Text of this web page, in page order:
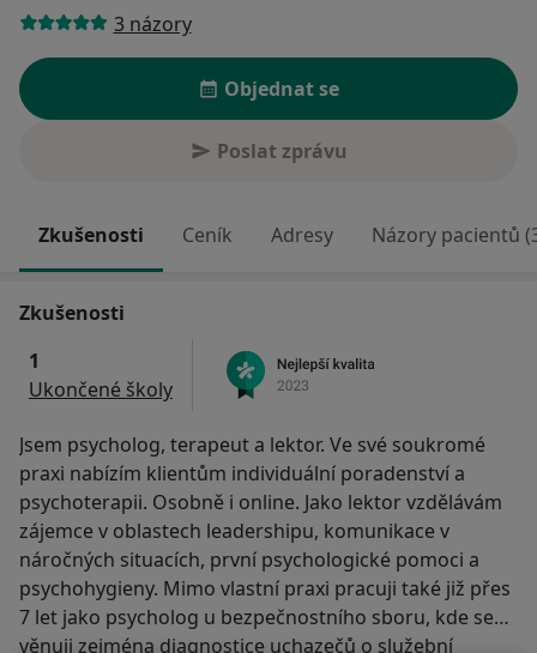
3 názory
Objednat se
Poslat zprávu
Zkušenosti Ceník Adresy Názory pacientů
Zkušenosti
1
Ukončené školy
Jsem psycholog, terapeut a lektor. Ve své soukromé
praxi nabízím klientům individuální poradenství a
psychoterapii. Osobně i online. Jako lektor vzdělávám
zájemce v oblastech leadershipu, komunikace v
náročných situacích, první psychologické pomoci a
psychohygieny. Mimo vlastní praxi pracuji také již přes
7 let jako psycholog u bezpečnostního sboru, kde se
věnuji zejména diagnostice uchazečů o služební